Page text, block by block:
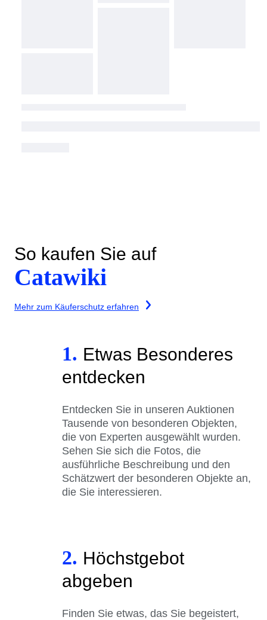
So kaufen Sie auf
Catawiki
Mehr zum Käuferschutz erfahren
1. Etwas Besonderes
entdecken
Entdecken Sie in unseren Auktionen
Tausende von besonderen Objekten,
die von Experten ausgewählt wurden.
Sehen Sie sich die Fotos, die
ausführliche Beschreibung und den
Schätzwert der besonderen Objekte an,
die Sie interessieren.
2. Höchstgebot
abgeben
Finden Sie etwas, das Sie begeistert,